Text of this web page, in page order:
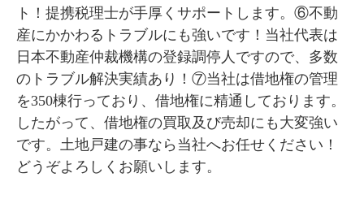
ト！提携税理士が手厚くサポートします。⑥不動
産にかかわるトラブルにも強いです！当社代表は
日本不動産仲裁機構の登録調停人ですので、多数
のトラブル解決実績あり！⑦当社は借地権の管理
を350棟行っており、借地権に精通しております。
したがって、借地権の買取及び売却にも大変強い
です。土地戸建の事なら当社へお任せください！
どうぞよろしくお願いします。